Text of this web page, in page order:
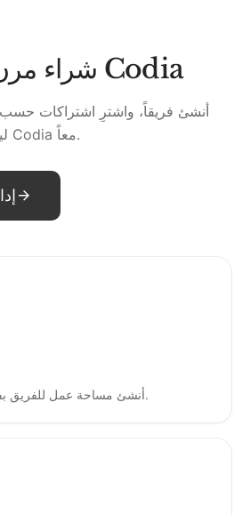
شراء مرن للفرق على Codia
أنشئ فريقاً، واشترِ اشتراكات حسب
ليستخدم فريقك خدمات Codia معاً.
أنشئ مساحة عمل للفريق بفوترة ومقاعد مشتركة.